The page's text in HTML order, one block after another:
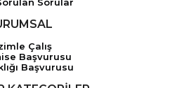
Çalış
Başvurusu
Başvurusu